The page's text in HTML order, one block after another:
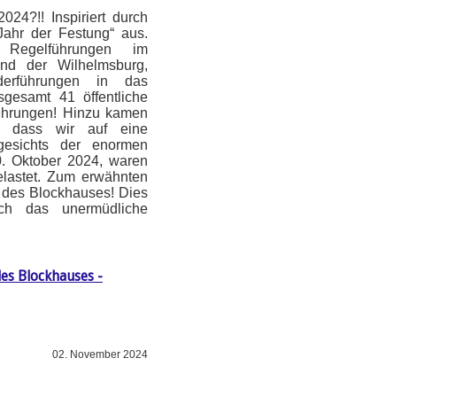
Inspiriert durch
der Festung“ aus.
im
der Wilhelmsburg,
in das
41 öffentliche
Hinzu kamen
dass wir auf eine
der enormen
Oktober 2024, waren
Zum erwähnten
Blockhauses! Dies
das unermüdliche
Blockhauses -
02. November 2024